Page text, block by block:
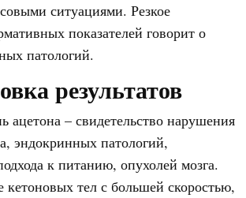
ситуациями. Резкое
показателей говорит о
патологий.
результатов
ацетона – свидетельство нарушения
эндокринных патологий,
к питанию, опухолей мозга.
кетоновых тел с большей скоростью,